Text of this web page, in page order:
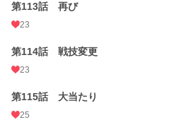
第113話 再び
23
第114話 戦技変更
23
第115話 大当たり
25